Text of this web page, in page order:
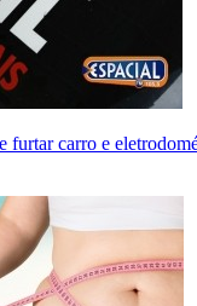
furtar carro e